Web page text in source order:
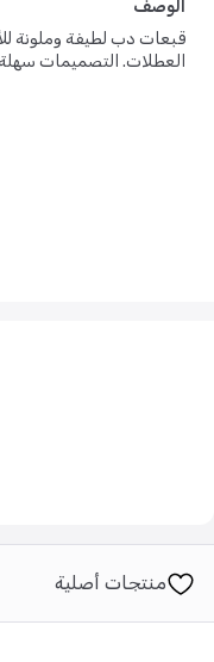
الوصف
قبعات دب لطيفة وملونة
العطلات. التصميمات
منتجات أصلية